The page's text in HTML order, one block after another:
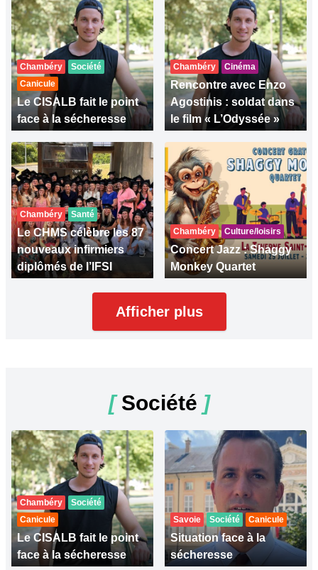
Chambéry
Société
Canicule
Le CISALB fait le point
face à la sécheresse
Chambéry Cinéma
Rencontre avec Enzo
Agostinis : soldat dans
le film « L’Odyssée »
Chambéry Santé
Le CHMS célèbre les 87
nouveaux infirmiers
diplômés de l’IFSI
Chambéry Culture/loisirs
Concert Jazz : Shaggy
Monkey Quartet
Afficher plus
[Société ]
Chambéry
Société
Canicule
Le CISALB fait le point
face à la sécheresse
Savoie Société Canicule
Situation face à la
sécheresse